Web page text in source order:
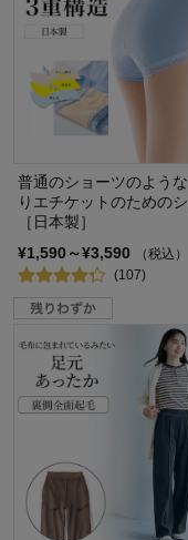
普通のショーツのよう
りエチケットのための
［日本製］
¥1,590～¥3,590
（税込）
(107)